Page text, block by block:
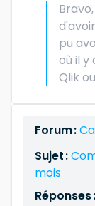
pu
où il y
Qlik
Forum :
Sujet :
mois
Réponses :